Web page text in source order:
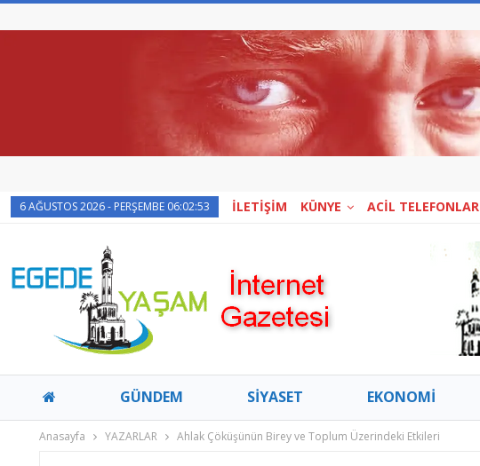
6 AĞUSTOS 2026 - PERŞEMBE 06:02:53 İLETİŞİM KÜNYE ACİL TELEFONLAR
GÜNDEM SİYASET EKONOMİ
Anasayfa YAZARLAR Ahlak Çöküşünün Birey ve Toplum Üzerindeki Etkileri